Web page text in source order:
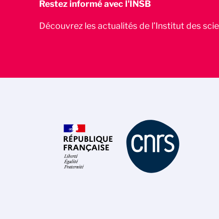
Restez informé avec l'INSB
Découvrez les actualités de l’Institut des